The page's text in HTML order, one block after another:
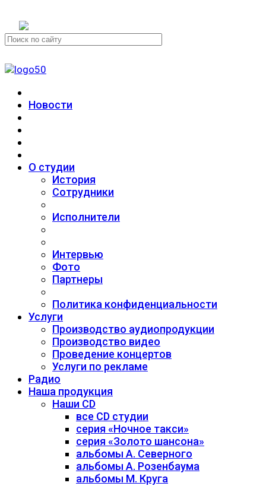
Новости
О студии
История
Сотрудники
Исполнители
Интервью
Фото
Партнеры
Политика конфиденциальности
Услуги
Производство аудиопродукции
Производство видео
Проведение концертов
Услуги по рекламе
Радио
Наша продукция
Наши CD
все CD студии
серия «Ночное такси»
серия «Золото шансона»
альбомы А. Северного
альбомы А. Розенбаума
альбомы М. Круга